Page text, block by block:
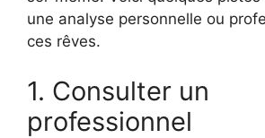
une analyse personnelle ou
ces rêves.
1. Consulter un
professionnel